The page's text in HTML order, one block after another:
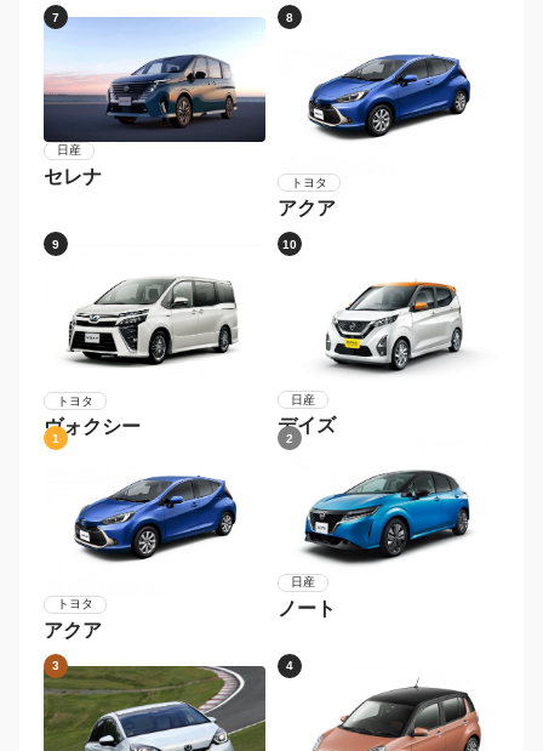
7
日産
セレナ
8
トヨタ
アクア
9
トヨタ
ヴォクシー
10
日産
デイズ
1
トヨタ
アクア
2
日産
ノート
3 4